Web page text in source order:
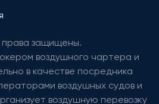
защищены.
воздушного чартера и
в качестве посредника
воздушных судов и
воздушную перевозку